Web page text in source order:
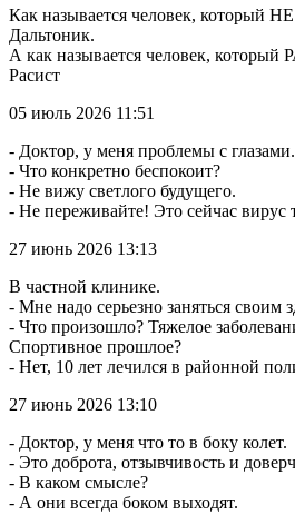
Как называется человек, который
Дальтоник.
А как называется человек,
Расист
05 июль 2026 11:51
- Доктор, у меня проблемы с глазами.
- Что конкретно беспокоит?
- Не вижу светлого будущего.
- Не переживайте! Это сейчас вирус
27 июнь 2026 13:13
В частной клинике.
- Мне надо серьезно заняться своим
- Что произошло? Тяжелое
Спортивное прошлое?
- Нет, 10 лет лечился в районной
27 июнь 2026 13:10
- Доктор, у меня что то в боку колет.
- Это доброта, отзывчивость и
- В каком смысле?
- А они всегда боком выходят.